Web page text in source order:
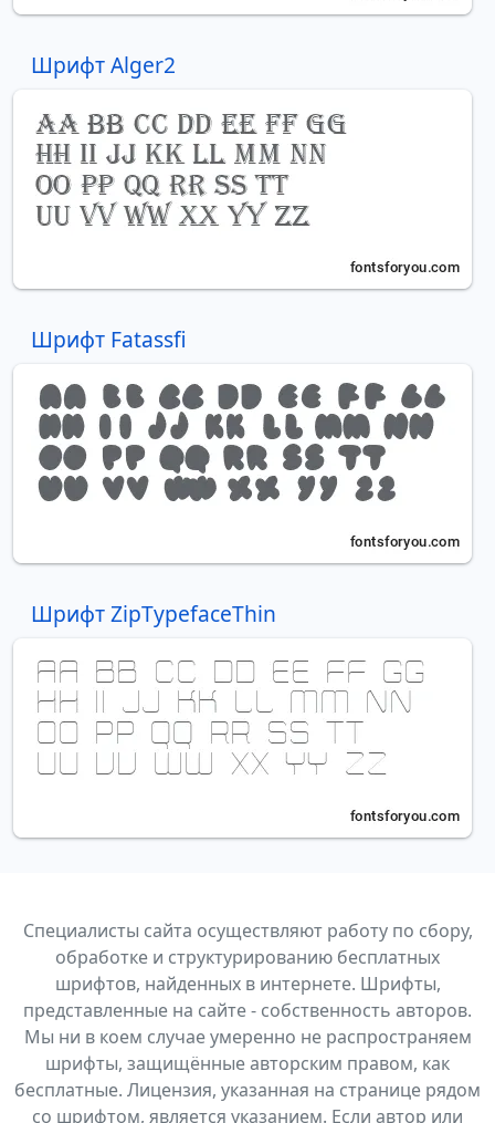
Шрифт Alger2
Шрифт Fatassfi
Шрифт ZipTypefaceThin
Специалисты сайта осуществляют работу по сбору,
обработке и структурированию бесплатных
шрифтов, найденных в интернете. Шрифты,
представленные на сайте - собственность авторов.
Мы ни в коем случае умеренно не распространяем
шрифты, защищённые авторским правом, как
бесплатные. Лицензия, указанная на странице рядом
со шрифтом, является указанием. Если автор или